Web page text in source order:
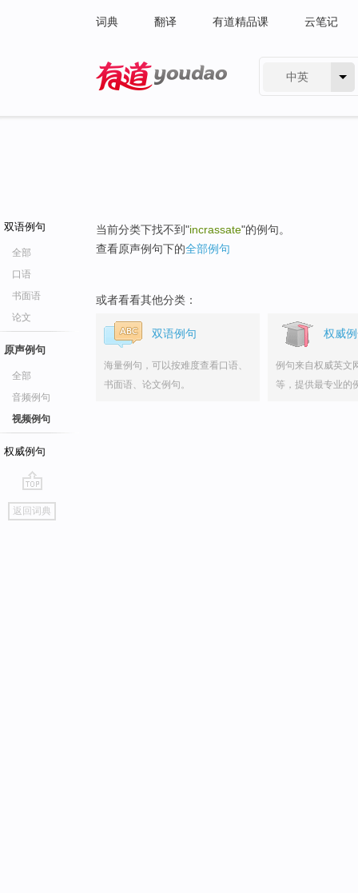
词典 翻译 有道精品课 云笔记
中英
双语例句
全部
口语
书面语
论文
原声例句
全部
音频例句
视频例句
权威例句
go
top
返回词典
当前分类下找不到"incrassate"的例句。
查看原声例句下的全部例句
或者看看其他分类：
双语例句
海量例句，可以按难度查看口语、
书面语、论文例句。
权威
例句来自权威英文
等，提供最专业的